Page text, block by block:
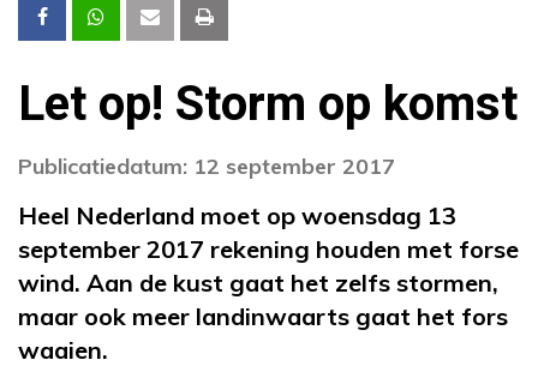
Let op! Storm op komst
Publicatiedatum: 12 september 2017
Heel Nederland moet op woensdag 13
september 2017 rekening houden met forse
wind. Aan de kust gaat het zelfs stormen,
maar ook meer landinwaarts gaat het fors
waaien.